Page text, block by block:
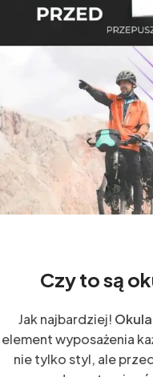
Czy to są
Jak najbardziej!
element wyposażenia
nie tylko styl, ale